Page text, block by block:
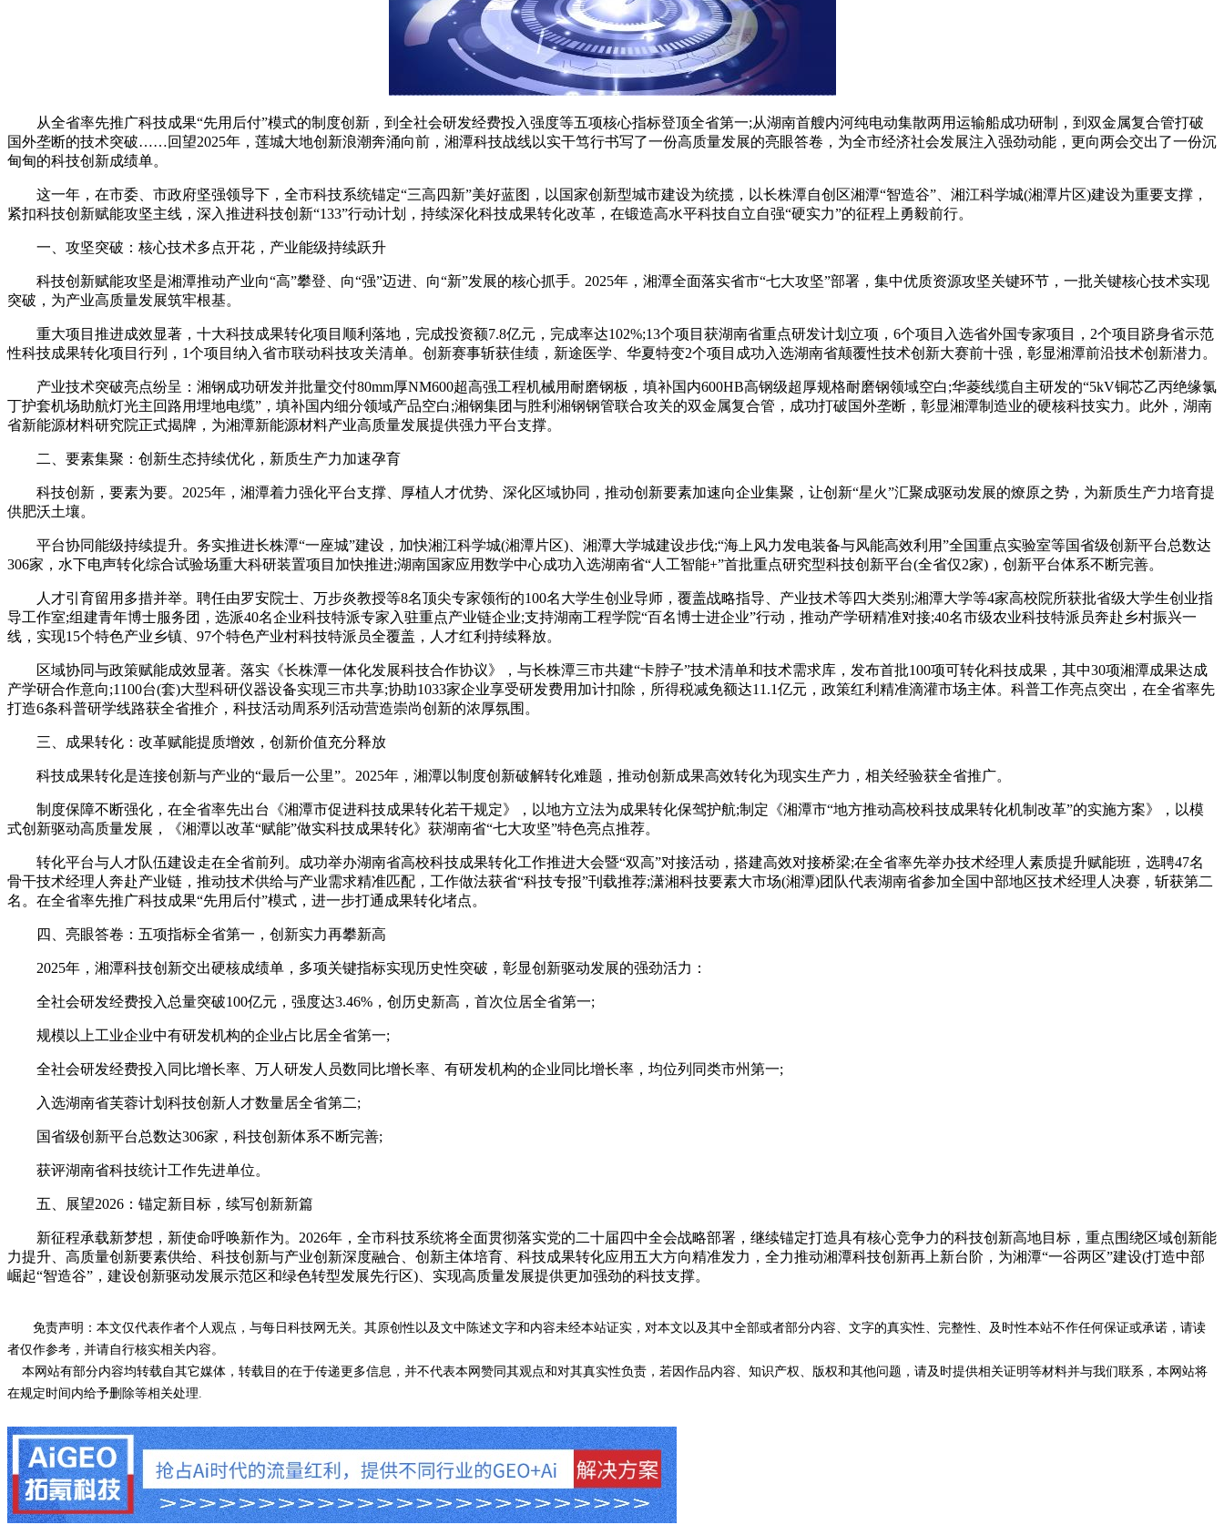
从全省率先推广科技成果“先用后付”模式的制度创新，到全社会研发经费投入强度等五项核心指标登顶全省第一;从湖南首艘内河纯电动集散两用运输船成功研制，到双金属复合管打破
国外垄断的技术突破……回望2025年，莲城大地创新浪潮奔涌向前，湘潭科技战线以实干笃行书写了一份高质量发展的亮眼答卷，为全市经济社会发展注入强劲动能，更向两会交出了一份沉
甸甸的科技创新成绩单。
这一年，在市委、市政府坚强领导下，全市科技系统锚定“三高四新”美好蓝图，以国家创新型城市建设为统揽，以长株潭自创区湘潭“智造谷”、湘江科学城(湘潭片区)建设为重要支撑，
紧扣科技创新赋能攻坚主线，深入推进科技创新“133”行动计划，持续深化科技成果转化改革，在锻造高水平科技自立自强“硬实力”的征程上勇毅前行。
一、攻坚突破：核心技术多点开花，产业能级持续跃升
科技创新赋能攻坚是湘潭推动产业向“高”攀登、向“强”迈进、向“新”发展的核心抓手。2025年，湘潭全面落实省市“七大攻坚”部署，集中优质资源攻坚关键环节，一批关键核心技术实现
突破，为产业高质量发展筑牢根基。
重大项目推进成效显著，十大科技成果转化项目顺利落地，完成投资额7.8亿元，完成率达102%;13个项目获湖南省重点研发计划立项，6个项目入选省外国专家项目，2个项目跻身省示范
性科技成果转化项目行列，1个项目纳入省市联动科技攻关清单。创新赛事斩获佳绩，新途医学、华夏特变2个项目成功入选湖南省颠覆性技术创新大赛前十强，彰显湘潭前沿技术创新潜力。
产业技术突破亮点纷呈：湘钢成功研发并批量交付80mm厚NM600超高强工程机械用耐磨钢板，填补国内600HB高钢级超厚规格耐磨钢领域空白;华菱线缆自主研发的“5kV铜芯乙丙绝缘氯
丁护套机场助航灯光主回路用埋地电缆”，填补国内细分领域产品空白;湘钢集团与胜利湘钢钢管联合攻关的双金属复合管，成功打破国外垄断，彰显湘潭制造业的硬核科技实力。此外，湖南
省新能源材料研究院正式揭牌，为湘潭新能源材料产业高质量发展提供强力平台支撑。
二、要素集聚：创新生态持续优化，新质生产力加速孕育
科技创新，要素为要。2025年，湘潭着力强化平台支撑、厚植人才优势、深化区域协同，推动创新要素加速向企业集聚，让创新“星火”汇聚成驱动发展的燎原之势，为新质生产力培育提
供肥沃土壤。
平台协同能级持续提升。务实推进长株潭“一座城”建设，加快湘江科学城(湘潭片区)、湘潭大学城建设步伐;“海上风力发电装备与风能高效利用”全国重点实验室等国省级创新平台总数达
306家，水下电声转化综合试验场重大科研装置项目加快推进;湖南国家应用数学中心成功入选湖南省“人工智能+”首批重点研究型科技创新平台(全省仅2家)，创新平台体系不断完善。
人才引育留用多措并举。聘任由罗安院士、万步炎教授等8名顶尖专家领衔的100名大学生创业导师，覆盖战略指导、产业技术等四大类别;湘潭大学等4家高校院所获批省级大学生创业指
导工作室;组建青年博士服务团，选派40名企业科技特派专家入驻重点产业链企业;支持湖南工程学院“百名博士进企业”行动，推动产学研精准对接;40名市级农业科技特派员奔赴乡村振兴一
线，实现15个特色产业乡镇、97个特色产业村科技特派员全覆盖，人才红利持续释放。
区域协同与政策赋能成效显著。落实《长株潭一体化发展科技合作协议》，与长株潭三市共建“卡脖子”技术清单和技术需求库，发布首批100项可转化科技成果，其中30项湘潭成果达成
产学研合作意向;1100台(套)大型科研仪器设备实现三市共享;协助1033家企业享受研发费用加计扣除，所得税减免额达11.1亿元，政策红利精准滴灌市场主体。科普工作亮点突出，在全省率先
打造6条科普研学线路获全省推介，科技活动周系列活动营造崇尚创新的浓厚氛围。
三、成果转化：改革赋能提质增效，创新价值充分释放
科技成果转化是连接创新与产业的“最后一公里”。2025年，湘潭以制度创新破解转化难题，推动创新成果高效转化为现实生产力，相关经验获全省推广。
制度保障不断强化，在全省率先出台《湘潭市促进科技成果转化若干规定》，以地方立法为成果转化保驾护航;制定《湘潭市“地方推动高校科技成果转化机制改革”的实施方案》，以模
式创新驱动高质量发展，《湘潭以改革“赋能”做实科技成果转化》获湖南省“七大攻坚”特色亮点推荐。
转化平台与人才队伍建设走在全省前列。成功举办湖南省高校科技成果转化工作推进大会暨“双高”对接活动，搭建高效对接桥梁;在全省率先举办技术经理人素质提升赋能班，选聘47名
骨干技术经理人奔赴产业链，推动技术供给与产业需求精准匹配，工作做法获省“科技专报”刊载推荐;潇湘科技要素大市场(湘潭)团队代表湖南省参加全国中部地区技术经理人决赛，斩获第二
名。在全省率先推广科技成果“先用后付”模式，进一步打通成果转化堵点。
四、亮眼答卷：五项指标全省第一，创新实力再攀新高
2025年，湘潭科技创新交出硬核成绩单，多项关键指标实现历史性突破，彰显创新驱动发展的强劲活力：
全社会研发经费投入总量突破100亿元，强度达3.46%，创历史新高，首次位居全省第一;
规模以上工业企业中有研发机构的企业占比居全省第一;
全社会研发经费投入同比增长率、万人研发人员数同比增长率、有研发机构的企业同比增长率，均位列同类市州第一;
入选湖南省芙蓉计划科技创新人才数量居全省第二;
国省级创新平台总数达306家，科技创新体系不断完善;
获评湖南省科技统计工作先进单位。
五、展望2026：锚定新目标，续写创新新篇
新征程承载新梦想，新使命呼唤新作为。2026年，全市科技系统将全面贯彻落实党的二十届四中全会战略部署，继续锚定打造具有核心竞争力的科技创新高地目标，重点围绕区域创新能
力提升、高质量创新要素供给、科技创新与产业创新深度融合、创新主体培育、科技成果转化应用五大方向精准发力，全力推动湘潭科技创新再上新台阶，为湘潭“一谷两区”建设(打造中部
崛起“智造谷”，建设创新驱动发展示范区和绿色转型发展先行区)、实现高质量发展提供更加强劲的科技支撑。
免责声明：本文仅代表作者个人观点，与每日科技网无关。其原创性以及文中陈述文字和内容未经本站证实，对本文以及其中全部或者部分内容、文字的真实性、完整性、及时性本站不作任何保证或承诺，请读
者仅作参考，并请自行核实相关内容。
本网站有部分内容均转载自其它媒体，转载目的在于传递更多信息，并不代表本网赞同其观点和对其真实性负责，若因作品内容、知识产权、版权和其他问题，请及时提供相关证明等材料并与我们联系，本网站将
在规定时间内给予删除等相关处理.